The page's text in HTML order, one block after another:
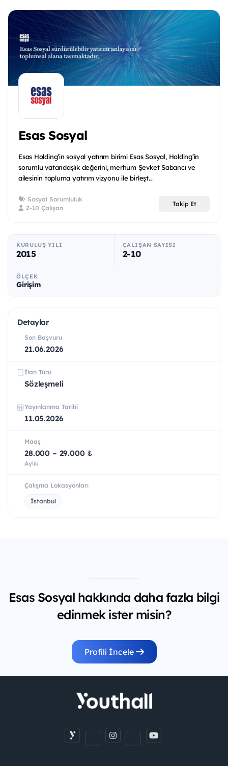
Esas Sosyal
Esas Holding’in sosyal yatırım birimi Esas Sosyal, Holding’in
sorumlu vatandaşlık değerini, merhum Şevket Sabancı ve
ailesinin topluma yatırım vizyonu ile birleşt...
Sosyal Sorumluluk
2-10 Çalışan
Takip Et
KURULUŞ YILI
2015
ÇALIŞAN SAYISI
2-10
ÖLÇEK
Girişim
Detaylar
Son Başvuru
21.06.2026
İlan Türü
Sözleşmeli
Yayınlanma Tarihi
11.05.2026
Maaş
28.000 – 29.000 ₺
Aylık
Çalışma Lokasyonları
İstanbul
Esas Sosyal hakkında daha fazla bilgi
edinmek ister misin?
Profili İncele